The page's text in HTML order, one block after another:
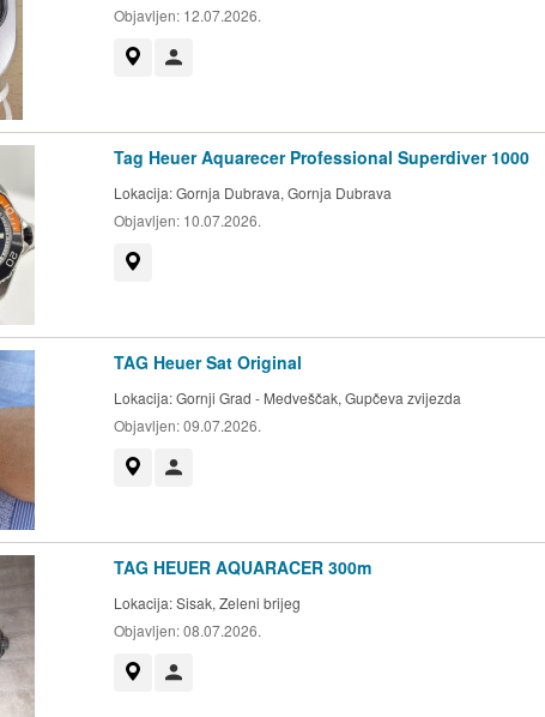
Objavljen: 12.07.2026.
Tag Heuer Aquarecer Professional Superdiver 1000
Lokacija:Gornja Dubrava, Gornja Dubrava
Objavljen: 10.07.2026.
TAG Heuer Sat Original
Lokacija:Gornji Grad - Medveščak, Gupčeva zvijezda
Objavljen:09.07.2026.
TAG HEUER AQUARACER 300m
Lokacija:Sisak, Zeleni brijeg
Objavljen:08.07.2026.